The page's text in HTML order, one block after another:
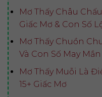
Mơ Thấy Châu
Giấc Mơ & Con Số
Mơ Thấy Chuồn
Và Con Số May Mắn
Mơ Thấy Muỗi Là
15+ Giấc Mơ